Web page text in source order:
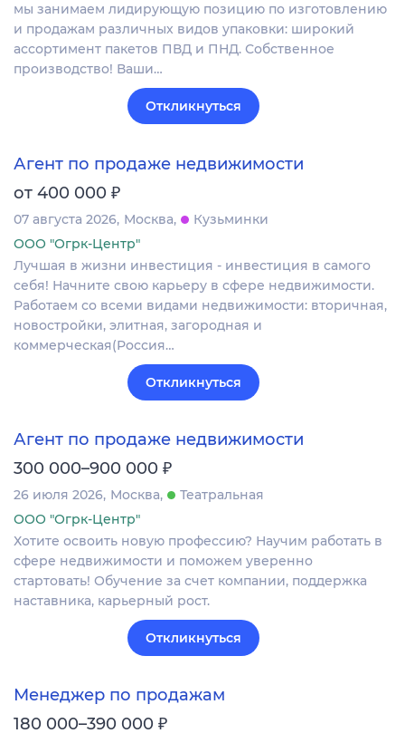
мы занимаем лидирующую позицию по изготовлению
и продажам различных видов упаковки: широкий
ассортимент пакетов ПВД и ПНД. Собственное
производство! Ваши…
Откликнуться
Агент по продаже недвижимости
от 400 000 ₽
07 августа 2026 Москва
Кузьминки
ООО "Огрк-Центр"
Лучшая в жизни инвестиция - инвестиция в самого
себя! Начните свою карьеру в сфере недвижимости.
Работаем со всеми видами недвижимости: вторичная,
новостройки, элитная, загородная и
коммерческая(Россия…
Откликнуться
Агент по продаже недвижимости
300 000–900 000 ₽
26 июля 2026 Москва
Театральная
ООО "Огрк-Центр"
Хотите освоить новую профессию? Научим работать в
сфере недвижимости и поможем уверенно
стартовать! Обучение за счет компании, поддержка
наставника, карьерный рост.
Откликнуться
Менеджер по продажам
180 000–390 000 ₽